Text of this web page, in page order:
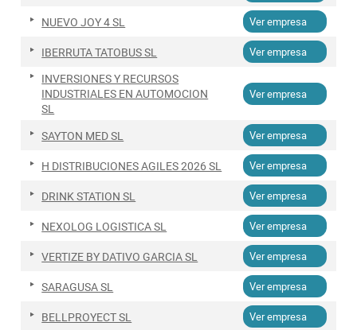
NUEVO JOY 4 SL Ver empresa
IBERRUTA TATOBUS SL Ver empresa
INVERSIONES Y RECURSOS
INDUSTRIALES EN AUTOMOCION
SL
Ver empresa
SAYTON MED SL Ver empresa
H DISTRIBUCIONES AGILES 2026 SL Ver empresa
DRINK STATION SL Ver empresa
NEXOLOG LOGISTICA SL Ver empresa
VERTIZE BY DATIVO GARCIA SL Ver empresa
SARAGUSA SL Ver empresa
BELLPROYECT SL Ver empresa